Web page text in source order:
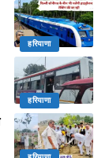
हरियाणा
हरियाणा